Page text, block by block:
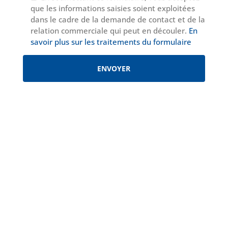
que les informations saisies soient exploitées
dans le cadre de la demande de contact et de la
relation commerciale qui peut en découler. En
savoir plus sur les traitements du formulaire